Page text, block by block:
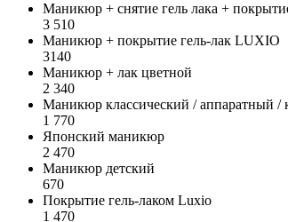
Маникюр + снятие гель лака +
3 510
Маникюр + покрытие гель-лак LUXIO
3140
Маникюр + лак цветной
2 340
Маникюр классический / аппаратный /
1 770
Японский маникюр
2 470
Маникюр детский
670
Покрытие гель-лаком Luxio
1 470